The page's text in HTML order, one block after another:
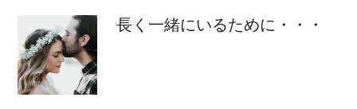
長く一緒にいるために・・・